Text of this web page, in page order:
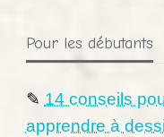
Pour les débutants
✎ 14 conseils
apprendre à